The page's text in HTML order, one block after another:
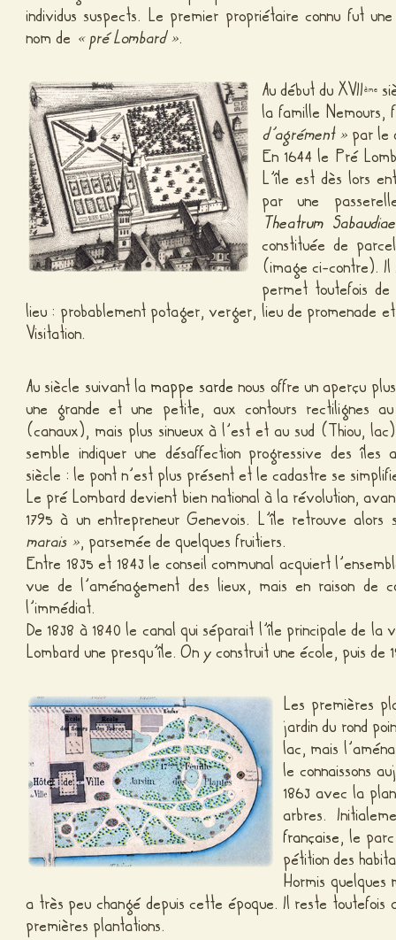
individus suspects. Le premier propriétaire connu fut
nom de « pré Lombard ».
Au début du XVIIème
la famille
d’agrément » par le
En 1644 le Pré
L’île est dès lors
par une
Theatrum Sabaudiae
constituée de
(image ci-contre). Il
permet toutefois
lieu : probablement potager, verger, lieu de promenade
Visitation.
Au siècle suivant lamappe sarde nous offre un aperçu
une grande et une petite, aux contours rectilignes
(canaux), mais plus sinueux à l’est et au sud (Thiou,
semble indiquer une désaffection progressive des îles
siècle : le pont n’est plus présent et le cadastre se
Le pré Lombard devient bien national à la révolution,
1795 à un entrepreneur Genevois. L’île retrouve
marais », parsemée de quelques fruitiers.
Entre 1835 et 1843 le conseil communal acquiert
vue de l’aménagement des lieux, mais en raison de
l’immédiat.
De 1838 à 1840 le canal qui séparait l’île principale de
Lombard une presqu’île. On y construit une école, puis de
Les premières
jardin du rond
lac, mais
le connaissons
1863 avec la
arbres.
française, le
pétition des
Hormis
a très peu changé depuis cette époque. Il reste toutefois
premières plantations.